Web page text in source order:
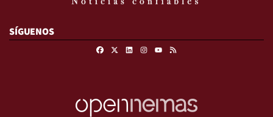
SÍGUENOS
FacebookLinkedinInstagram